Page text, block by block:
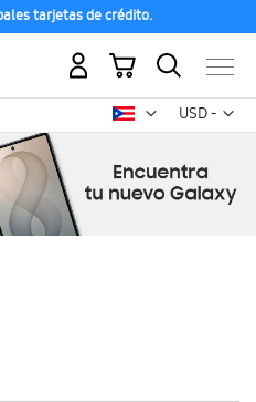
tarjetas de crédito.
USD -
dólar
Mi carrito